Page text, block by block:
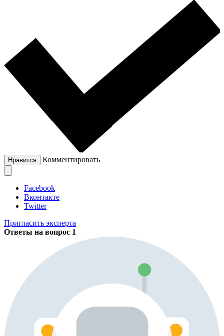
Нравится Комментировать
Facebook
Вконтакте
Twitter
Пригласить эксперта
Ответы на вопрос 1